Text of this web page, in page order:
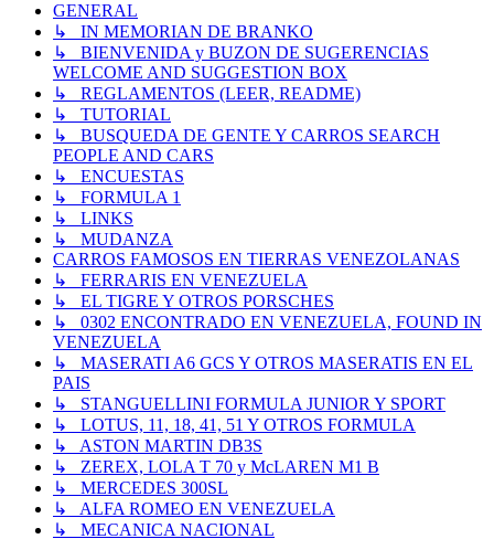
GENERAL
↳ IN MEMORIAN DE BRANKO
↳ BIENVENIDA y BUZON DE SUGERENCIAS
WELCOME AND SUGGESTION BOX
↳ REGLAMENTOS (LEER, README)
↳ TUTORIAL
↳ BUSQUEDA DE GENTE Y CARROS SEARCH
PEOPLE AND CARS
↳ ENCUESTAS
↳ FORMULA 1
↳ LINKS
↳ MUDANZA
CARROS FAMOSOS EN TIERRAS VENEZOLANAS
↳ FERRARIS EN VENEZUELA
↳ EL TIGRE Y OTROS PORSCHES
↳ 0302 ENCONTRADO EN VENEZUELA, FOUND IN
VENEZUELA
↳ MASERATI A6 GCS Y OTROS MASERATIS EN EL
PAIS
↳ STANGUELLINI FORMULA JUNIOR Y SPORT
↳ LOTUS, 11, 18, 41, 51 Y OTROS FORMULA
↳ ASTON MARTIN DB3S
↳ ZEREX, LOLA T 70 y McLAREN M1 B
↳ MERCEDES 300SL
↳ ALFA ROMEO EN VENEZUELA
↳ MECANICA NACIONAL